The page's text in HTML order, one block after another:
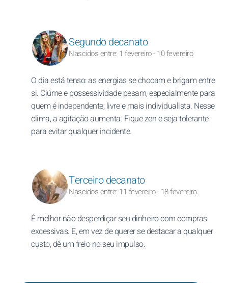
Segundo decanato
Nascidos entre: 1 fevereiro - 10 fevereiro
O dia está tenso: as energias se chocam e brigam entre
si. Ciúme e possessividade pesam, especialmente para
quem é independente, livre e mais individualista. Nesse
clima, a agitação aumenta. Fique zen e seja tolerante
para evitar qualquer incidente.
Terceiro decanato
Nascidos entre: 11 fevereiro - 18 fevereiro
É melhor não desperdiçar seu dinheiro com compras
excessivas. E, em vez de querer se destacar a qualquer
custo, dê um freio no seu impulso.